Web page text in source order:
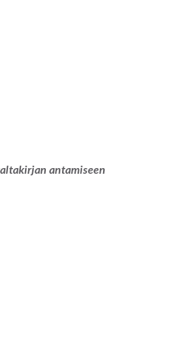
antamiseen